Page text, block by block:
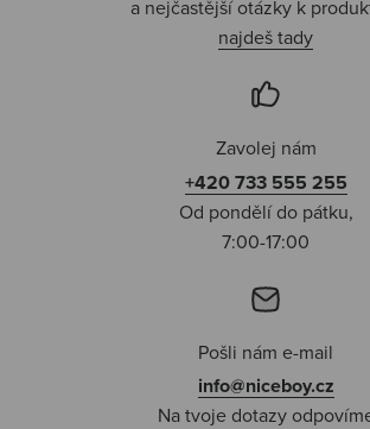
a nejčastější otázky k
najdeš tady
Zavolej nám
+420 733 555 255
Od pondělí do pátku,
7:00-17:00
Pošli nám e-mail
info@niceboy.cz
Na tvoje dotazy